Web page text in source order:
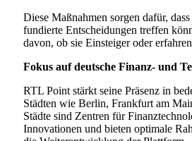
Diese Maßnahmen sorgen dafür,
fundierte Entscheidungen treffen
davon, ob sie Einsteiger oder
Fokus auf deutsche Finanz- und
RTL Point stärkt seine Präsenz in
Städten wie Berlin, Frankfurt am
Städte sind Zentren für
Innovationen und bieten optimale